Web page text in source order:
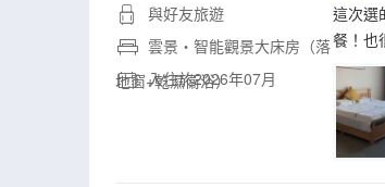
與好友旅遊
雲景・智能觀景大床房（落
地窗+乾濕衞浴）
入住於2026年07月
這次選
餐！也